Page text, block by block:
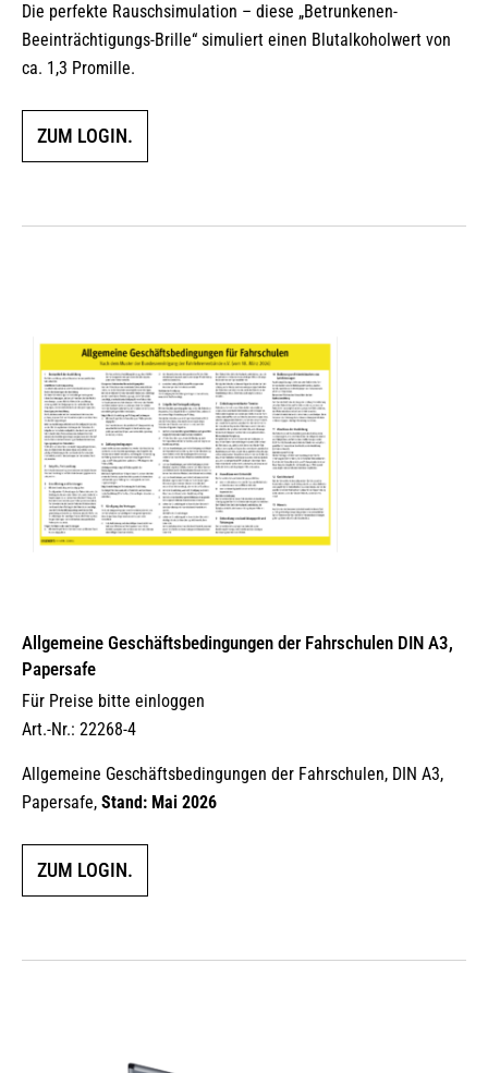
Die perfekte Rauschsimulation – diese „Betrunkenen-
Beeinträchtigungs-Brille“ simuliert einen Blutalkoholwert von
ca. 1,3 Promille.
ZUM LOGIN.
Allgemeine Geschäftsbedingungen der Fahrschulen DIN A3,
Papersafe
Für Preise bitte einloggen
Art.-Nr.: 22268-4
Allgemeine Geschäftsbedingungen der Fahrschulen, DIN A3,
Papersafe, Stand: Mai 2026
ZUM LOGIN.